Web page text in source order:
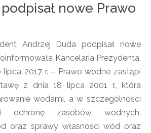
nowe Prawo
Andrzej Duda podpisał nowe
Kancelaria Prezydenta.
2017 r. – Prawo wodne zastąpi
z dnia 18 lipca 2001 r., która
wodami, a w szczególności
i ochronę zasobów wodnych,
oraz sprawy własności wód oraz